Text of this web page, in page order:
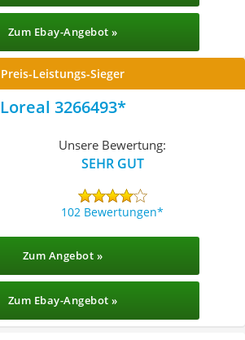
Zum Ebay-Angebot »
Preis-Leistungs-Sieger
Loreal 3266493
Unsere Bewertung:
SEHR GUT
102 Bewertungen
Zum Angebot »
Zum Ebay-Angebot »